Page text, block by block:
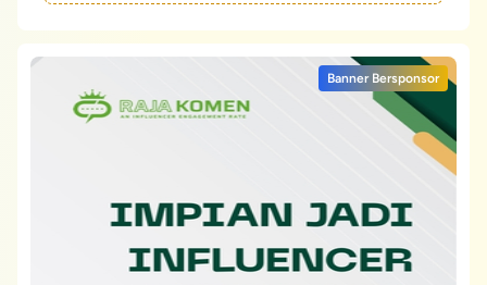
Banner Bersponsor